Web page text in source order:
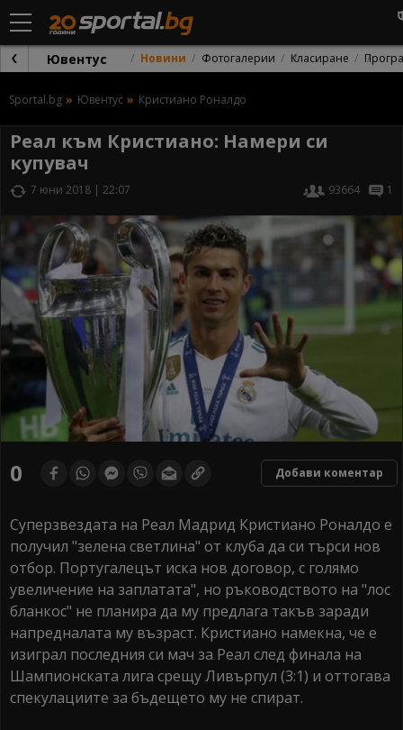
Ювентус Новини Фотогалерии Класиране
Sportal.bg Ювентус Кристиано Роналдо
Реал към Кристиано: Намери си
купувач
7 юни 2018 | 22:07 93664 1
0 Добави коментар
Суперзвездата на Реал Мадрид Кристиано Роналдо е
получил "зелена светлина" от клуба да си търси нов
отбор. Португалецът иска нов договор, с голямо
увеличение на заплатата", но ръководството на "лос
бланкос" не планира да му предлага такъв заради
напредналата му възраст. Кристиано намекна, че е
изиграл последния си мач за Реал след финала на
Шампионската лига срещу Ливърпул (3:1) и оттогава
спекулациите за бъдещето му не спират.